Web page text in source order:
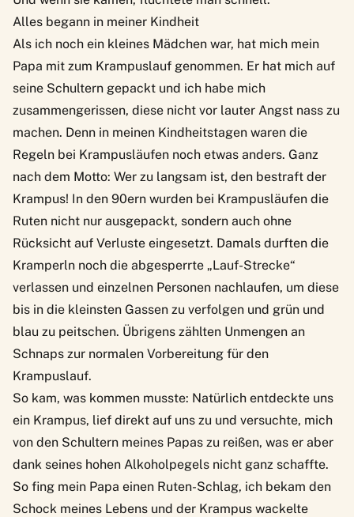
Alles begann in meiner Kindheit
Als ich noch ein kleines Mädchen war, hat mich mein
Papa mit zum Krampuslauf genommen. Er hat mich auf
seine Schultern gepackt und ich habe mich
zusammengerissen, diese nicht vor lauter Angst nass zu
machen. Denn in meinen Kindheitstagen waren die
Regeln bei Krampusläufen noch etwas anders. Ganz
nach dem Motto: Wer zu langsam ist, den bestraft der
Krampus! In den 90ern wurden bei Krampusläufen die
Ruten nicht nur ausgepackt, sondern auch ohne
Rücksicht auf Verluste eingesetzt. Damals durften die
Kramperln noch die abgesperrte „Lauf-Strecke“
verlassen und einzelnen Personen nachlaufen, um diese
bis in die kleinsten Gassen zu verfolgen und grün und
blau zu peitschen. Übrigens zählten Unmengen an
Schnaps zur normalen Vorbereitung für den
Krampuslauf.
So kam, was kommen musste: Natürlich entdeckte uns
ein Krampus, lief direkt auf uns zu und versuchte, mich
von den Schultern meines Papas zu reißen, was er aber
dank seines hohen Alkoholpegels nicht ganz schaffte.
So fing mein Papa einen Ruten-Schlag, ich bekam den
Schock meines Lebens und der Krampus wackelte